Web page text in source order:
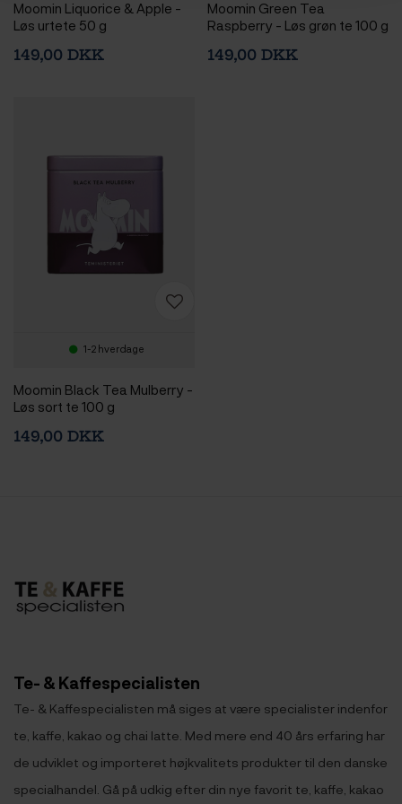
Moomin Liquorice & Apple -
Løs urtete 50 g
149,00 DKK
Moomin Green Tea
Raspberry - Løs grøn te 100 g
149,00 DKK
1-2 hverdage
Moomin Black Tea Mulberry -
Løs sort te 100 g
149,00 DKK
Te- & Kaffespecialisten
Te- & Kaffespecialisten må siges at være specialister indenfor
te, kaffe, kakao og chai latte. Med mere end 40 års erfaring har
de udviklet og importeret højkvalitets produkter til den danske
specialhandel. Gå på udkig efter din nye favorit te, kaffe, kakao